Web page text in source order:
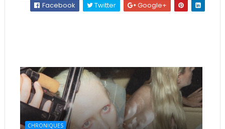
Facebook
Twitter Google+
CHRONIQUES